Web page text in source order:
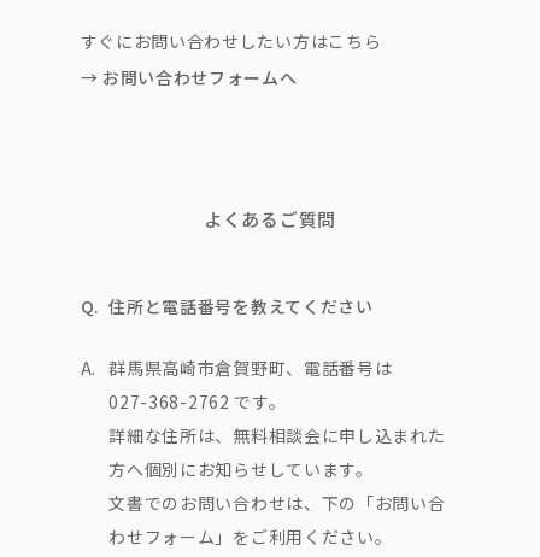
すぐにお問い合わせしたい方はこちら
→ お問い合わせフォームへ
よくあるご質問
Q. 住所と電話番号を教えてください
A.
群馬県高崎市倉賀野町、電話番号は
027-368-2762 です。
詳細な住所は、無料相談会に申し込まれた
方へ個別にお知らせしています。
文書でのお問い合わせは、下の「お問い合
わせフォーム」をご利用ください。